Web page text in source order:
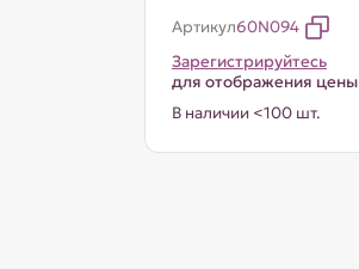
Артикул60N094
Зарегистрируйтесь
для отображения цены
В наличии <100 шт.